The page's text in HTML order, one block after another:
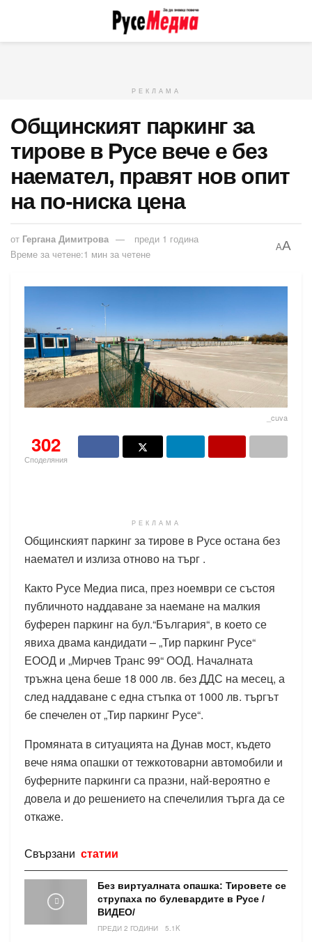
РЕКЛАМА
Общинският паркинг за
тирове в Русе вече е без
наемател, правят нов опит
на по-ниска цена
от Гергана Димитрова
преди 1 година
Време за четене:1 мин за четене
AA
_cuva
302
Споделяния
РЕКЛАМА
Общинският паркинг за тирове в Русе остана без
наемател и излиза отново на търг .
Както Русе Медиа писа, през ноември се състоя
публичното наддаване за наемане на малкия
буферен паркинг на бул.“България“, в което се
явиха двама кандидати – „Тир паркинг Русе“
ЕООД и „Мирчев Транс 99“ ООД. Началната
тръжна цена беше 18 000 лв. без ДДС на месец, а
след наддаване с една стъпка от 1000 лв. търгът
бе спечелен от „Тир паркинг Русе“.
Промяната в ситуацията на Дунав мост, където
вече няма опашки от тежкотоварни автомобили и
буферните паркинги са празни, най-вероятно е
довела и до решението на спечелилия търга да се
откаже.
Свързани статии
Без виртуалната опашка: Тировете се
струпаха по булевардите в Русе /
ВИДЕО/
ПРЕДИ 2 ГОДИНИ 5.1K